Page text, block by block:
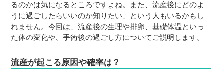
妊娠後期
出産
子育て・育児
０歳児
るのかは気になるところですよね。また、流産後にどのよ
うに過ごしたらいいのか知りたい、という人もいるかもし
れません。今回は、流産後の生理や排卵、基礎体温といっ
た体の変化や、手術後の過ごし方についてご説明します。
流産が起こる原因や確率は？